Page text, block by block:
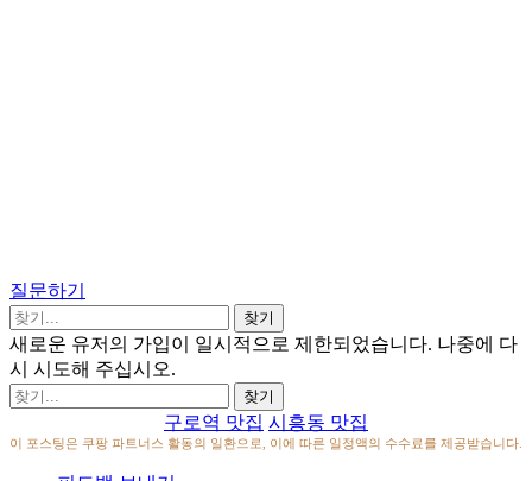
질문하기
새로운 유저의 가입이 일시적으로 제한되었습니다. 나중에 다
시 시도해 주십시오.
구로역 맛집 시흥동 맛집
이 포스팅은 쿠팡 파트너스 활동의 일환으로, 이에 따른 일정액의 수수료를 제공받습니다.